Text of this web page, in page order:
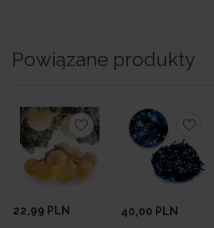
Powiązane produkty
22,99 PLN
40,00 PLN